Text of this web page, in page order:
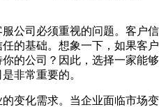
服公司必须重视的问题。客户信
的基础。想象一下，如果客户
的公司？因此，选择一家能够
非常重要的。
变化需求。当企业面临市场变